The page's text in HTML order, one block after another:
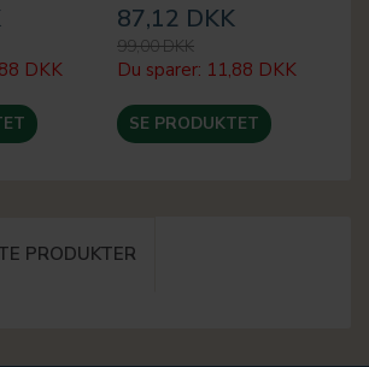
DKK
87,12 DKK
99,00 DKK
Du sparer: 11,88 DKK
SE PRODUKTET
PRODUKTER